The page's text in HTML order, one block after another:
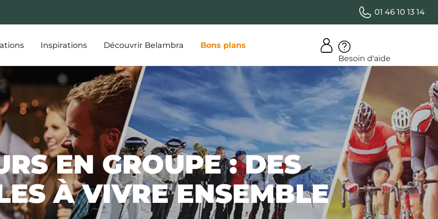
01 46 10 13 14
Inspirations Découvrir Belambra
Bons plans
Besoin d'aide
EN GROUPE : DES
À VIVRE ENSEMBLE